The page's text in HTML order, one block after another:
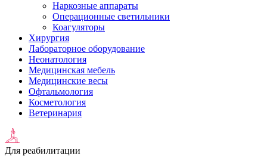
Наркозные аппараты
Операционные светильники
Коагуляторы
Хирургия
Лабораторное оборудование
Неонатология
Медицинская мебель
Медицинские весы
Офтальмология
Косметология
Ветеринария
Для реабилитации